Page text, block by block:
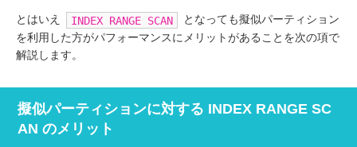
とはいえ INDEX RANGE SCAN
となっても擬似パーティション
を利用した方がパフォーマンスにメリットがあることを次の項で
解説します。
擬似パーティションに対する INDEX RANGE SC
AN のメリット